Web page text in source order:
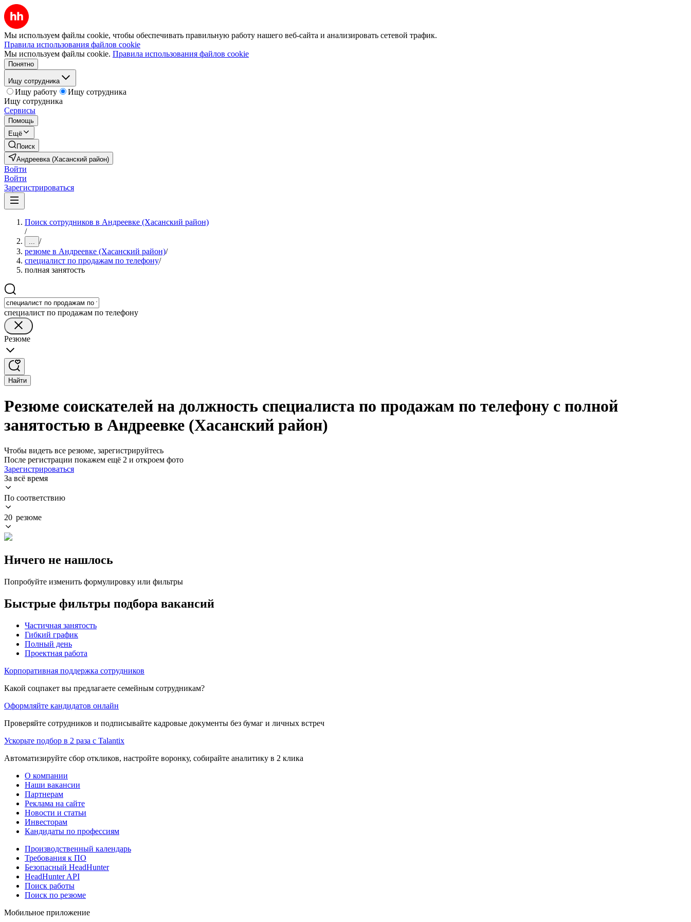
Мы используем файлы cookie, чтобы обеспечивать правильную работу нашего веб-сайта и анализировать сетевой трафик.
Правила использования файлов cookie
Мы используем файлы cookie. Правила использования файлов cookie
Понятно
Ищу сотрудника
Ищу работу
Ищу сотрудника
Ищу сотрудника
Сервисы
Помощь
Ещё
Поиск
Андреевка (Хасанский район)
Войти
Войти
Зарегистрироваться
Поиск сотрудников в Андреевке (Хасанский район)
/
... /
резюме в Андреевке (Хасанский район)/
специалист по продажам по телефону/
полная занятость
специалист по продажам по телефону
Резюме
Найти
Резюме соискателей на должность специалиста по продажам по телефону с полной
занятостью в Андреевке (Хасанский район)
Чтобы видеть все резюме, зарегистрируйтесь
После регистрации покажем ещё 2 и откроем фото
Зарегистрироваться
За всё время
По соответствию
20 резюме
Ничего не нашлось
Попробуйте изменить формулировку или фильтры
Быстрые фильтры подбора вакансий
Частичная занятость
Гибкий график
Полный день
Проектная работа
Корпоративная поддержка сотрудников
Какой соцпакет вы предлагаете семейным сотрудникам?
Оформляйте кандидатов онлайн
Проверяйте сотрудников и подписывайте кадровые документы без бумаг и личных встреч
Ускорьте подбор в 2 раза с Talantix
Автоматизируйте сбор откликов, настройте воронку, собирайте аналитику в 2 клика
О компании
Наши вакансии
Партнерам
Реклама на сайте
Новости и статьи
Инвесторам
Кандидаты по профессиям
Производственный календарь
Требования к ПО
Безопасный HeadHunter
HeadHunter API
Поиск работы
Поиск по резюме
Мобильное приложение